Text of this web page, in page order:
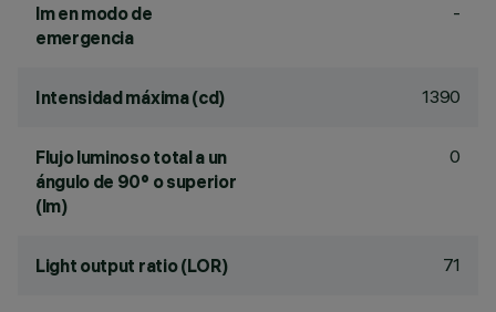
lm en modo de
emergencia
-
Intensidad máxima (cd) 1390
Flujo luminoso total a un
ángulo de 90° o superior
(lm)
0
Light output ratio (LOR) 71